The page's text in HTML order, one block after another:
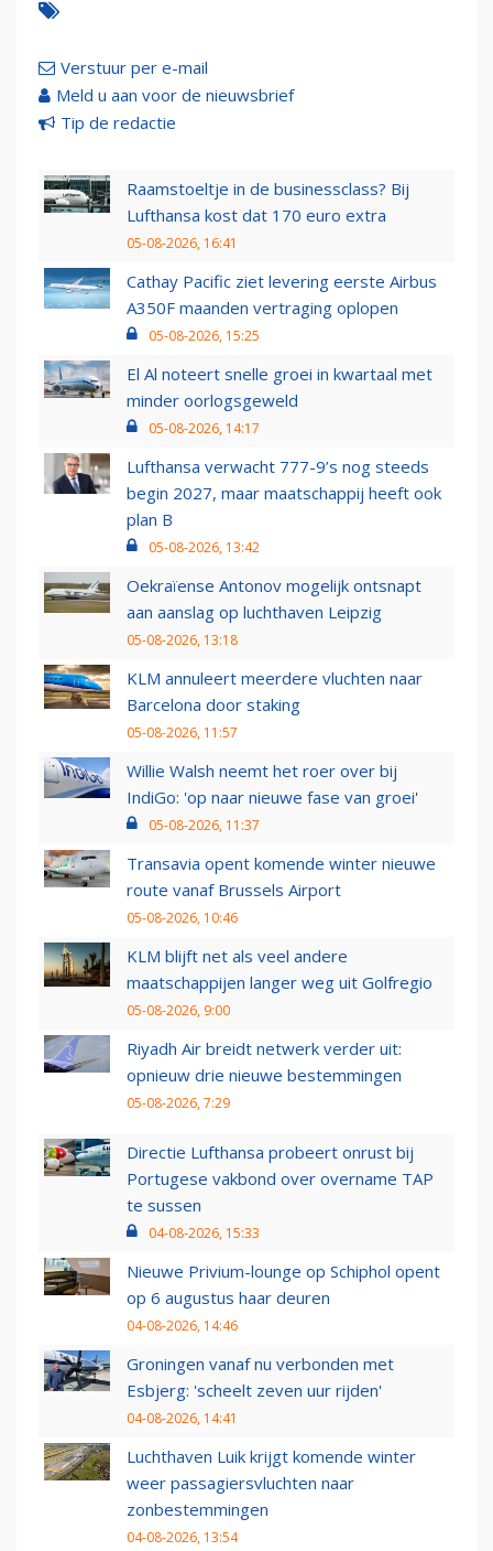
Verstuur per e-mail
Meld u aan voor de nieuwsbrief
Tip de redactie
Raamstoeltje in de businessclass? Bij
Lufthansa kost dat 170 euro extra
05-08-2026, 16:41
Cathay Pacific ziet levering eerste Airbus
A350F maanden vertraging oplopen
05-08-2026, 15:25
El Al noteert snelle groei in kwartaal met
minder oorlogsgeweld
05-08-2026, 14:17
Lufthansa verwacht 777-9’s nog steeds
begin 2027, maar maatschappij heeft ook
plan B
05-08-2026, 13:42
Oekraïense Antonov mogelijk ontsnapt
aan aanslag op luchthaven Leipzig
05-08-2026, 13:18
KLM annuleert meerdere vluchten naar
Barcelona door staking
05-08-2026, 11:57
Willie Walsh neemt het roer over bij
IndiGo: 'op naar nieuwe fase van groei'
05-08-2026, 11:37
Transavia opent komende winter nieuwe
route vanaf Brussels Airport
05-08-2026, 10:46
KLM blijft net als veel andere
maatschappijen langer weg uit Golfregio
05-08-2026, 9:00
Riyadh Air breidt netwerk verder uit:
opnieuw drie nieuwe bestemmingen
05-08-2026, 7:29
Directie Lufthansa probeert onrust bij
Portugese vakbond over overname TAP
te sussen
04-08-2026, 15:33
Nieuwe Privium-lounge op Schiphol opent
op 6 augustus haar deuren
04-08-2026, 14:46
Groningen vanaf nu verbonden met
Esbjerg: 'scheelt zeven uur rijden'
04-08-2026, 14:41
Luchthaven Luik krijgt komende winter
weer passagiersvluchten naar
zonbestemmingen
04-08-2026, 13:54